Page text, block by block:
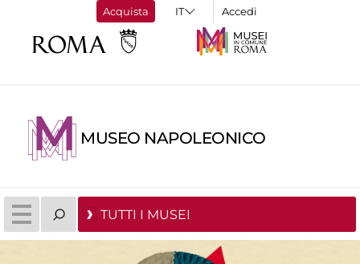
Acquista Accedi
MUSEO NAPOLEONICO
TUTTI I MUSEI